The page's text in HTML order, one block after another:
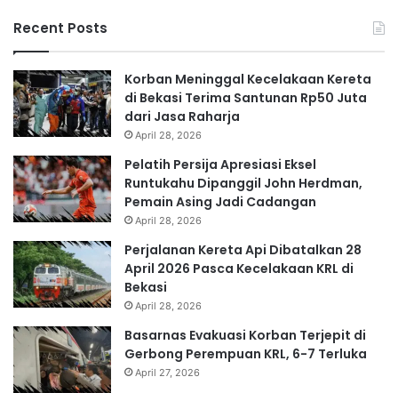
Recent Posts
Korban Meninggal Kecelakaan Kereta
di Bekasi Terima Santunan Rp50 Juta
dari Jasa Raharja
April 28, 2026
Pelatih Persija Apresiasi Eksel
Runtukahu Dipanggil John Herdman,
Pemain Asing Jadi Cadangan
April 28, 2026
Perjalanan Kereta Api Dibatalkan 28
April 2026 Pasca Kecelakaan KRL di
Bekasi
April 28, 2026
Basarnas Evakuasi Korban Terjepit di
Gerbong Perempuan KRL, 6-7 Terluka
April 27, 2026